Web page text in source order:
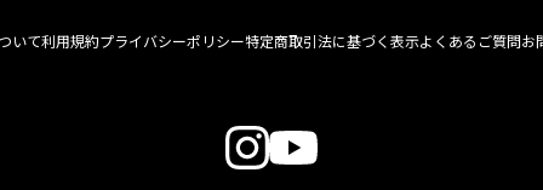
いて利用規約プライバシーポリシー特定商取引法に基づく表示よくあるご質問お